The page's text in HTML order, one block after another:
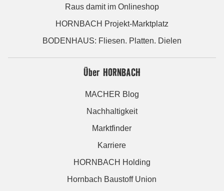
Raus damit im Onlineshop
HORNBACH Projekt-Marktplatz
BODENHAUS: Fliesen. Platten. Dielen
Über HORNBACH
MACHER Blog
Nachhaltigkeit
Marktfinder
Karriere
HORNBACH Holding
Hornbach Baustoff Union